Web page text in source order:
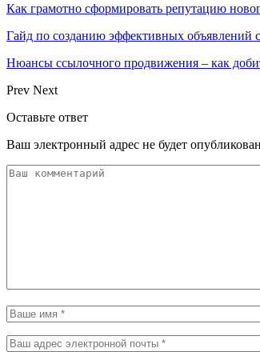
Как грамотно сформировать репутацию
Гайд по созданию эффективных объявлений
Нюансы ссылочного продвижения – как
Prev Next
Оставьте ответ
Ваш электронный адрес не будет